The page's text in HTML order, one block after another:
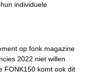
individuele
op fonk magazine
2022 niet willen
FONK150 komt ook dit